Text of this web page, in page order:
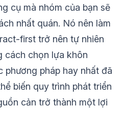
cụ mà nhóm của bạn sẽ
nhất quán. Nó nên làm
first trở nên tự nhiên
cách chọn lựa khôn
phương pháp hay nhất đã
biến quy trình phát triển
cản trở thành một lợi